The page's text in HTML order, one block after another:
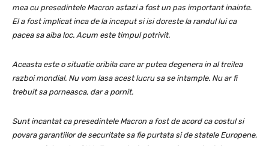
mea cu presedintele Macron astazi a fost un pas important inainte.
El a fost implicat inca de la inceput si isi doreste la randul lui ca
pacea sa aiba loc. Acum este timpul potrivit.
Aceasta este o situatie oribila care ar putea degenera in al treilea
razboi mondial. Nu vom lasa acest lucru sa se intample. Nu ar fi
trebuit sa porneasca, dar a pornit.
Sunt incantat ca presedintele Macron a fost de acord ca costul si
povara garantiilor de securitate sa fie purtata si de statele Europene,